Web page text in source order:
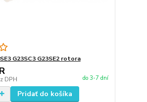
G23SC3 G23SE2 rotora
DPH do 3-7 dní
Pridať do košíka